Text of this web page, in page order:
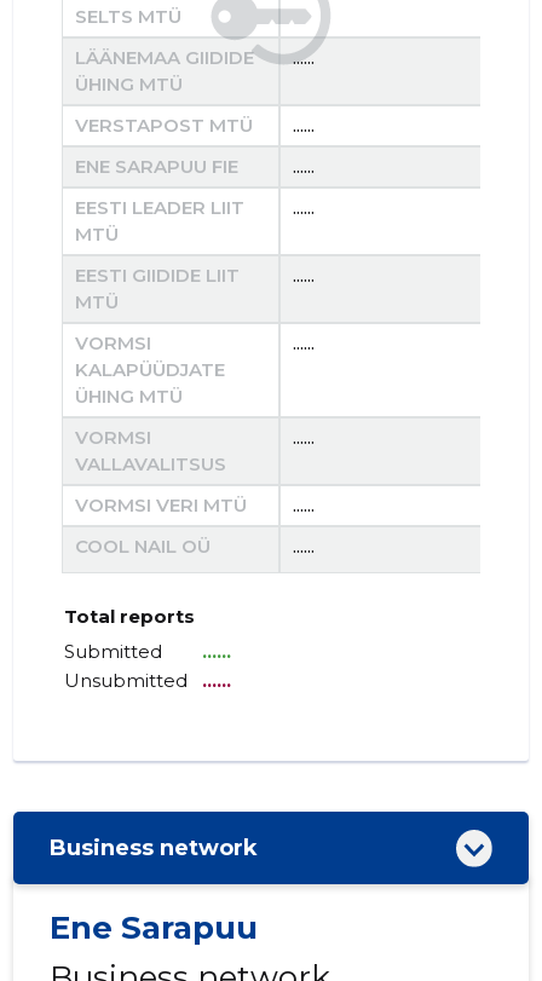
SELTS MTÜ
LÄÄNEMAA GIIDIDE
ÜHING MTÜ
......
VERSTAPOST MTÜ ......
ENE SARAPUU FIE
......
EESTI LEADER LIIT
MTÜ
......
EESTI GIIDIDE LIIT
MTÜ
......
VORMSI
KALAPÜÜDJATE
ÜHING MTÜ
......
VORMSI
VALLAVALITSUS
......
VORMSI VERI MTÜ ......
COOL NAIL OÜ
......
Total reports
Submitted
......
Unsubmitted
......
Business network
Ene Sarapuu